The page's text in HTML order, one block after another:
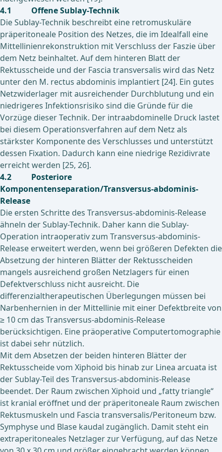
4.1 Offene Sublay-Technik
Die Sublay-Technik beschreibt eine retromuskuläre
präperitoneale Position des Netzes, die im Idealfall eine
Mittellinienrekonstruktion mit Verschluss der Faszie über
dem Netz beinhaltet. Auf dem hinteren Blatt der
Rektusscheide und der Fascia transversalis wird das Netz
unter den M. rectus abdominis implantiert [24]. Ein gutes
Netzwiderlager mit ausreichender Durchblutung und ein
niedrigeres Infektionsrisiko sind die Gründe für die
Vorzüge dieser Technik. Der intraabdominelle Druck lastet
bei diesem Operationsverfahren auf dem Netz als
stärkster Komponente des Verschlusses und unterstützt
dessen Fixation. Dadurch kann eine niedrige Rezidivrate
erreicht werden [25, 26].
4.2 Posteriore
Komponentenseparation/Transversus-abdominis-
Release
Die ersten Schritte des Transversus-abdominis-Release
ähneln der Sublay-Technik. Daher kann die Sublay-
Operation intraoperativ zum Transversus-abdominis-
Release erweitert werden, wenn bei größeren Defekten die
Absetzung der hinteren Blätter der Rektusscheiden
mangels ausreichend großen Netzlagers für einen
Defektverschluss nicht ausreicht. Die
differenzialtherapeutischen Überlegungen müssen bei
Narbenhernien in der Mittellinie mit einer Defektbreite von
≥ 10 cm das Transversus-abdominis-Release
berücksichtigen. Eine präoperative Computertomographie
ist dabei sehr nützlich.
Mit dem Absetzen der beiden hinteren Blätter der
Rektusscheide vom Xiphoid bis hinab zur Linea arcuata ist
der Sublay-Teil des Transversus-abdominis-Release
beendet. Der Raum zwischen Xiphoid und „fatty triangle“
ist kranial eröffnet und der präperitoneale Raum zwischen
Rektusmuskeln und Fascia transversalis/Peritoneum bzw.
Symphyse und Blase kaudal zugänglich. Damit steht ein
extraperitoneales Netzlager zur Verfügung, auf das Netze